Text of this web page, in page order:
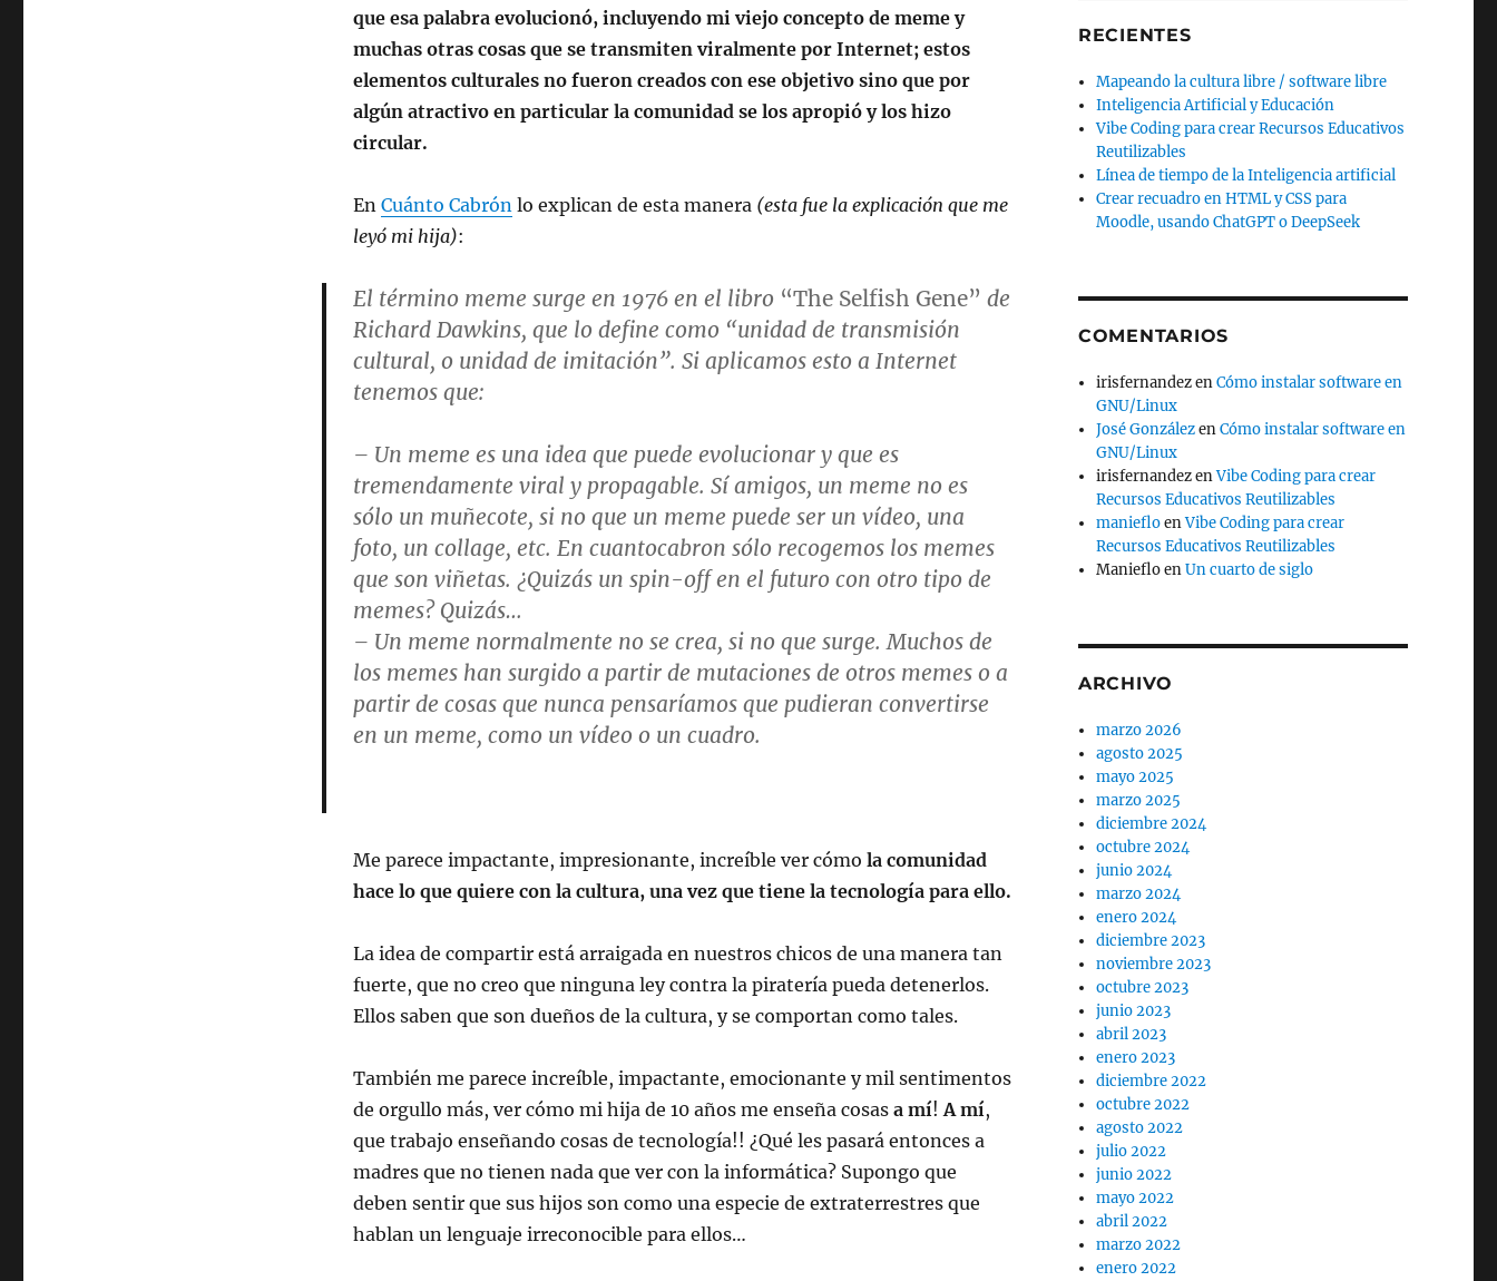
que esa palabra evolucionó, incluyendo mi viejo concepto de meme y
muchas otras cosas que se transmiten viralmente por Internet; estos
elementos culturales no fueron creados con ese objetivo sino que por
algún atractivo en particular la comunidad se los apropió y los hizo
circular.
En Cuánto Cabrónlo explican de esta manera (esta fue la explicación que me
leyó mi hija):
El término meme surge en 1976 en el libro “The Selfish Gene” de
Richard Dawkins, que lo define como “unidad de transmisión
cultural, o unidad de imitación”. Si aplicamos esto a Internet
tenemos que:
– Un meme es una idea que puede evolucionar y que es
tremendamente viral y propagable. Sí amigos, un meme no es
sólo un muñecote, si no que un meme puede ser un vídeo, una
foto, un collage, etc. En cuantocabron sólo recogemos los memes
que son viñetas. ¿Quizás un spin-off en el futuro con otro tipo de
memes? Quizás…
– Un meme normalmente no se crea, si no que surge. Muchos de
los memeshan surgido a partir de mutaciones de otros memeso a
partir de cosas que nunca pensaríamos que pudieran convertirse
en un meme, como un vídeo o un cuadro.
Me parece impactante, impresionante, increíble ver cómo la comunidad
hace lo que quiere con la cultura, una vez que tiene la tecnología para ello.
La idea de compartir está arraigada en nuestros chicos de una manera tan
fuerte, que no creo que ninguna ley contra la piratería pueda detenerlos.
Ellos saben que son dueños de la cultura, y se comportan como tales.
También me parece increíble, impactante, emocionante y mil sentimentos
de orgullo más, ver cómo mi hija de 10 años me enseña cosas a mí!A mí,
que trabajo enseñando cosas de tecnología!! ¿Qué les pasará entonces a
madres que no tienen nada que ver con la informática? Supongo que
deben sentir que sus hijos son como una especie de extraterrestres que
hablan un lenguaje irreconocible para ellos…
RECIENTES
Mapeando la cultura libre / software libre
Inteligencia Artificial y Educación
Vibe Coding para crear Recursos Educativos
Reutilizables
Línea de tiempo de la Inteligencia artificial
Crear recuadro en HTML y CSS para
Moodle, usando ChatGPT o DeepSeek
COMENTARIOS
irisfernandezenCómo instalar software en
GNU/Linux
José GonzálezenCómo instalar software en
GNU/Linux
irisfernandezenVibe Coding para crear
Recursos Educativos Reutilizables
maniefloenVibe Coding para crear
Recursos Educativos Reutilizables
ManiefloenUn cuarto de siglo
ARCHIVO
marzo 2026
agosto 2025
mayo 2025
marzo 2025
diciembre 2024
octubre 2024
junio 2024
marzo 2024
enero 2024
diciembre 2023
noviembre 2023
octubre 2023
junio 2023
abril 2023
enero 2023
diciembre 2022
octubre 2022
agosto 2022
julio 2022
junio 2022
mayo 2022
abril 2022
marzo 2022
enero 2022